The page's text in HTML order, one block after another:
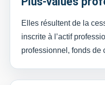
Elles résultent de la
inscrite à l’actif
professionnel, fonds de